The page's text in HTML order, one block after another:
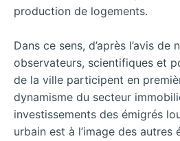
production de logements.
Dans ce sens, d’après l’avis de
observateurs, scientifiques et
de la ville participent en
dynamisme du secteur
investissements des émigrés
urbain est à l’image des autres